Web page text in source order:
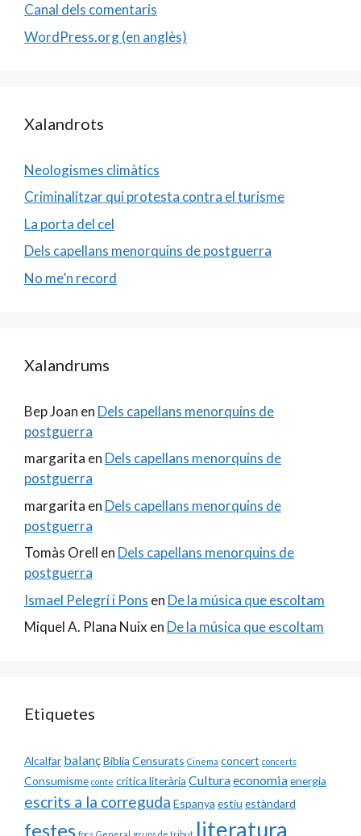
Canal dels comentaris
WordPress.org (en anglès)
Xalandrots
Neologismes climàtics
Criminalitzar qui protesta contra el turisme
La porta del cel
Dels capellans menorquins de postguerra
No me’n record
Xalandrums
Bep Joan en Dels capellans menorquins de
postguerra
margarita en Dels capellans menorquins de
postguerra
margarita en Dels capellans menorquins de
postguerra
Tomàs Orell en Dels capellans menorquins de
postguerra
Ismael Pelegrí i Pons en De la música que escoltam
Miquel A. Plana Nuix en De la música que escoltam
Etiquetes
Alcalfar balançBiblia Censurats Cinema concert concerts
Consumisme conte crítica literària Culturaeconomiaenergia
escrits a la correguda Espanya estiu estàndard
festes literatura